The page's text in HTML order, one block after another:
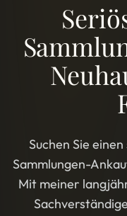
Suchen Sie
Sammlungen-
Mit meiner